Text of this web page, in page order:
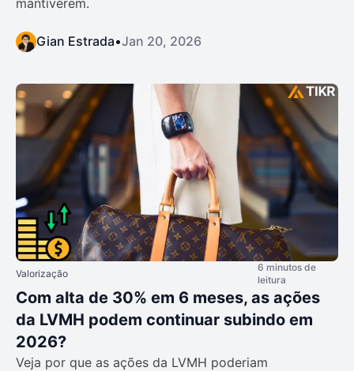
mantiverem.
Gian Estrada•Jan 20, 2026
Valorização
6 minutos de
leitura
Com alta de 30% em 6 meses, as ações
da LVMH podem continuar subindo em
2026?
Veja por que as ações da LVMH poderiam